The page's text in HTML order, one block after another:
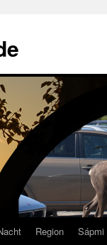
Region Sápmi